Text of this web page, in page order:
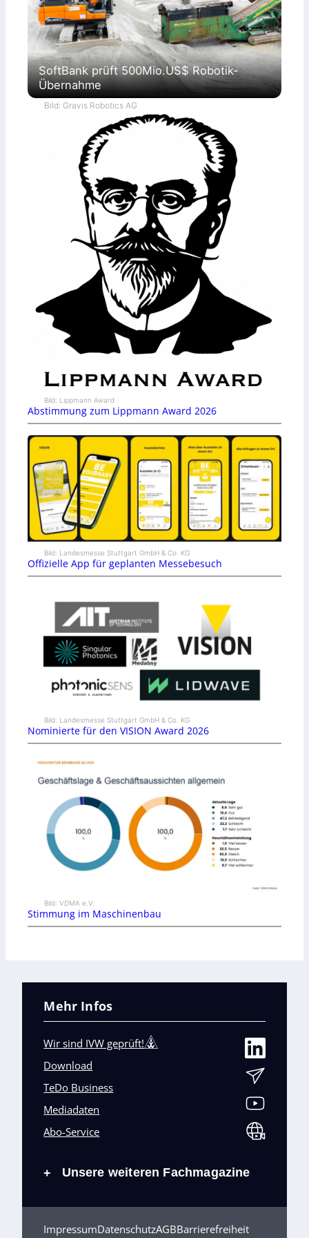
SoftBank prüft 500Mio.US$ Robotik-
Übernahme
Bild: Gravis Robotics AG
Bild: Lippmann Award
Abstimmung zum Lippmann Award 2026
Bild: Landesmesse Stuttgart GmbH & Co. KG
Offizielle App für geplanten Messebesuch
Bild: Landesmesse Stuttgart GmbH & Co. KG
Nominierte für den VISION Award 2026
Bild: VDMA e.V.
Stimmung im Maschinenbau
Mehr Infos
Wir sind IVW geprüft!
Download
TeDo Business
Mediadaten
Abo-Service
+ Unsere weiteren Fachmagazine
ImpressumDatenschutzAGBBarrierefreiheit